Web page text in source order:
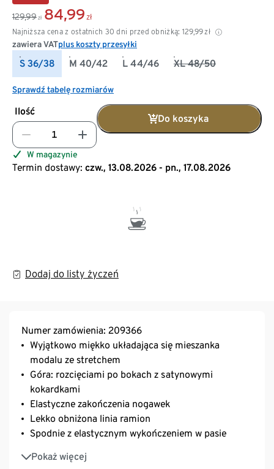
129,99 zł 84,99 zł
Najniższa cena z ostatnich 30 dni przed obniżką: 129,99 zł
zawiera VATplus koszty przesyłki
S 36/38 M 40/42 L 44/46 XL 48/50
Sprawdź tabelę rozmiarów
Ilość
Do koszyka
W magazynie
Termin dostawy: czw., 13.08.2026 - pn., 17.08.2026
Dodaj do listy życzeń
Numer zamówienia: 209366
Wyjątkowo miękko układająca się mieszanka
modalu ze stretchem
Góra: rozcięciami po bokach z satynowymi
kokardkami
Elastyczne zakończenia nogawek
Lekko obniżona linia ramion
Spodnie z elastycznym wykończeniem w pasie
Pokaż więcej
Z zawartością wysokogatunkowego, markowego
elastanu, zapewniającego trwałość i wysoką